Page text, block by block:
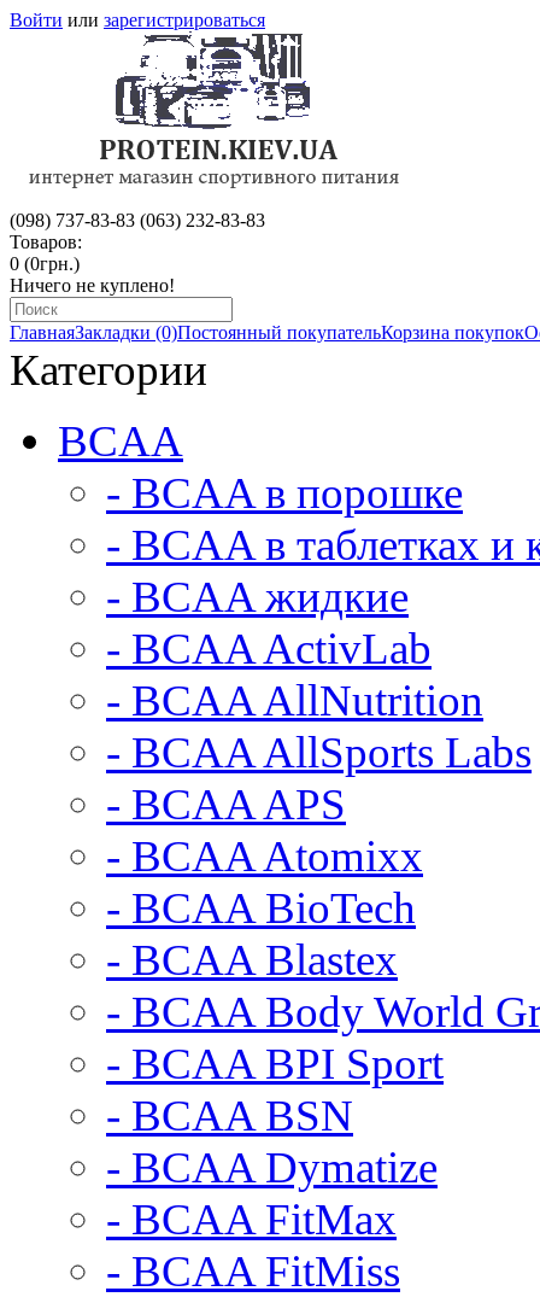
Войти или зарегистрироваться
(098) 737-83-83 (063) 232-83-83
Товаров:
0 (0грн.)
Ничего не куплено!
ГлавнаяЗакладки (0)Постоянный покупательКорзина покупок
Категории
BCAA
- BCAA в порошке
- BCAA в таблетках и
- BCAA жидкие
- BCAA ActivLab
- BCAA AllNutrition
- BCAA AllSports Labs
- BCAA APS
- BCAA Atomixx
- BCAA BioTech
- BCAA Blastex
- BCAA Body World
- BCAA BPI Sport
- BCAA BSN
- BCAA Dymatize
- BCAA FitMax
- BCAA FitMiss